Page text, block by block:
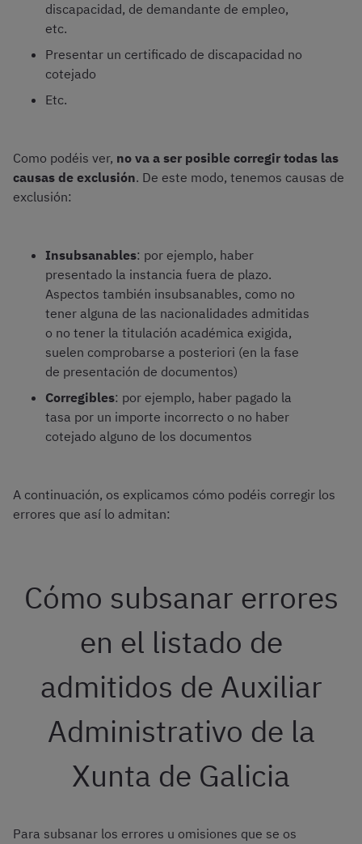
discapacidad, de demandante de empleo,
etc.
Presentar un certificado de discapacidad no
cotejado
Etc.
Como podéis ver, no va a ser posible corregir todas las
causas de exclusión. De este modo, tenemos causas de
exclusión:
Insubsanables: por ejemplo, haber
presentado la instancia fuera de plazo.
Aspectos también insubsanables, como no
tener alguna de las nacionalidades admitidas
o no tener la titulación académica exigida,
suelen comprobarse a posteriori (en la fase
de presentación de documentos)
Corregibles: por ejemplo, haber pagado la
tasa por un importe incorrecto o no haber
cotejado alguno de los documentos
A continuación, os explicamos cómo podéis corregir los
errores que así lo admitan:
Cómo subsanar errores
en el listado de
admitidos de Auxiliar
Administrativo de la
Xunta de Galicia
Para subsanar los errores u omisiones que se os